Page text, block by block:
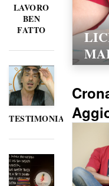
LAVORO
BEN
FATTO
TESTIMONIANZE